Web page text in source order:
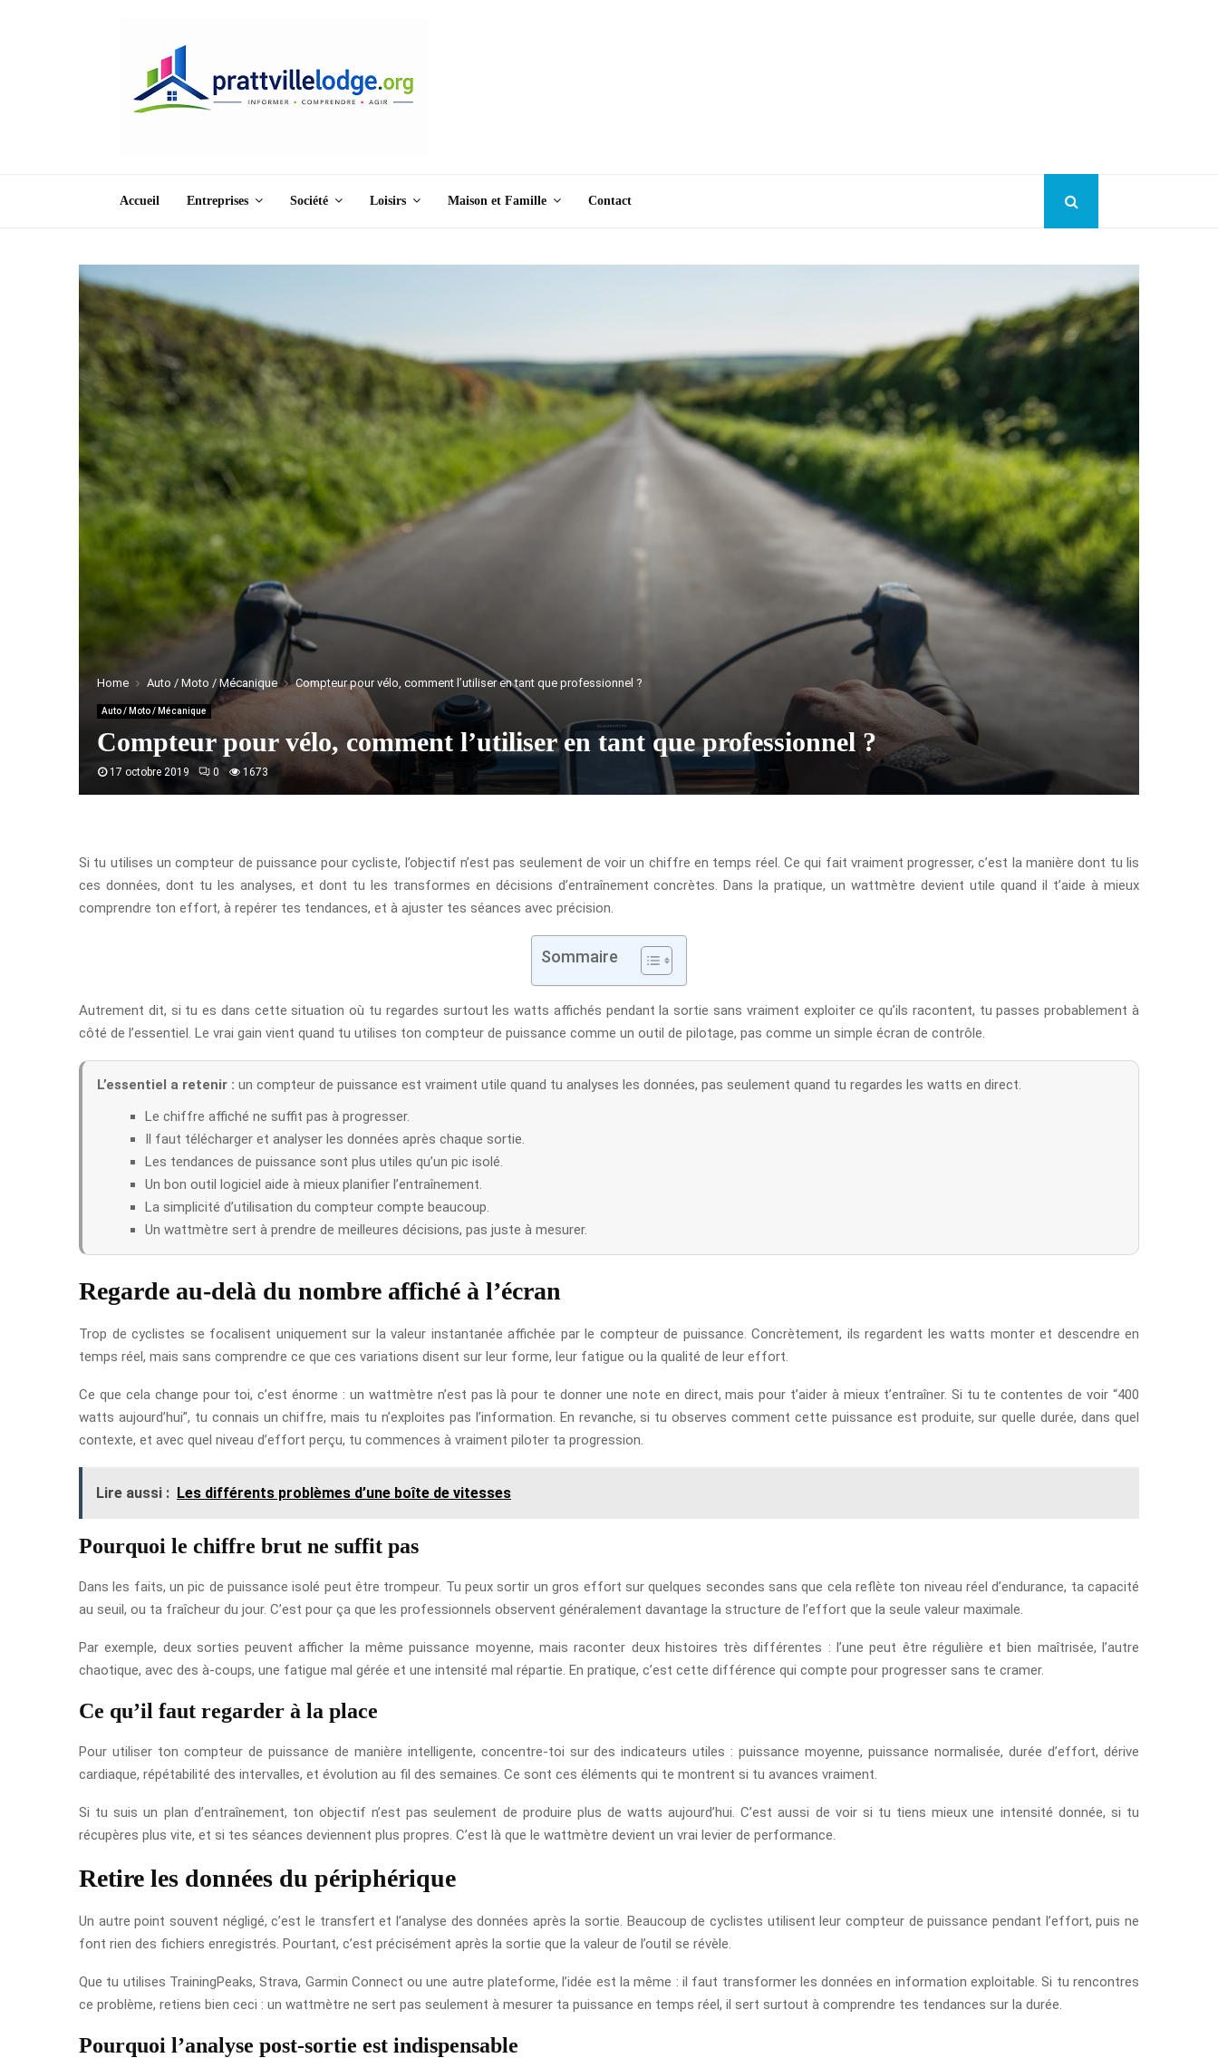
Accueil Entreprises Société Loisirs Maison et Famille Contact
Home Auto / Moto / Mécanique Compteur pour vélo, comment l’utiliser en tant que professionnel ?
Auto / Moto / Mécanique
Compteur pour vélo, comment l’utiliser en tant que professionnel ?
17 octobre 2019 0 1673
Si tu utilises un compteur de puissance pour cycliste, l’objectif n’est pas seulement de voir un chiffre en temps réel. Ce qui fait vraiment progresser, c’est la manière dont tu lis
ces données, dont tu les analyses, et dont tu les transformes en décisions d’entraînement concrètes. Dans la pratique, un wattmètre devient utile quand il t’aide à mieux
comprendre ton effort, à repérer tes tendances, et à ajuster tes séances avec précision.
Sommaire
Autrement dit, si tu es dans cette situation où tu regardes surtout les watts affichés pendant la sortie sans vraiment exploiter ce qu’ils racontent, tu passes probablement à
côté de l’essentiel. Le vrai gain vient quand tu utilises ton compteur de puissance comme un outil de pilotage, pas comme un simple écran de contrôle.
L’essentiel a retenir : un compteur de puissance est vraiment utile quand tu analyses les données, pas seulement quand tu regardes les watts en direct.
Le chiffre affiché ne suffit pas à progresser.
Il faut télécharger et analyser les données après chaque sortie.
Les tendances de puissance sont plus utiles qu’un pic isolé.
Un bon outil logiciel aide à mieux planifier l’entraînement.
La simplicité d’utilisation du compteur compte beaucoup.
Un wattmètre sert à prendre de meilleures décisions, pas juste à mesurer.
Regarde au-delà du nombre affiché à l’écran
Trop de cyclistes se focalisent uniquement sur la valeur instantanée affichée par le compteur de puissance. Concrètement, ils regardent les watts monter et descendre en
temps réel, mais sans comprendre ce que ces variations disent sur leur forme, leur fatigue ou la qualité de leur effort.
Ce que cela change pour toi, c’est énorme : un wattmètre n’est pas là pour te donner une note en direct, mais pour t’aider à mieux t’entraîner. Si tu te contentes de voir “400
watts aujourd’hui”, tu connais un chiffre, mais tu n’exploites pas l’information. En revanche, si tu observes comment cette puissance est produite, sur quelle durée, dans quel
contexte, et avec quel niveau d’effort perçu, tu commences à vraiment piloter ta progression.
Lire aussi : Les différents problèmes d’une boîte de vitesses
Pourquoi le chiffre brut ne suffit pas
Dans les faits, un pic de puissance isolé peut être trompeur. Tu peux sortir un gros effort sur quelques secondes sans que cela reflète ton niveau réel d’endurance, ta capacité
au seuil, ou ta fraîcheur du jour. C’est pour ça que les professionnels observent généralement davantage la structure de l’effort que la seule valeur maximale.
Par exemple, deux sorties peuvent afficher la même puissance moyenne, mais raconter deux histoires très différentes : l’une peut être régulière et bien maîtrisée, l’autre
chaotique, avec des à-coups, une fatigue mal gérée et une intensité mal répartie. En pratique, c’est cette différence qui compte pour progresser sans te cramer.
Ce qu’il faut regarder à la place
Pour utiliser ton compteur de puissance de manière intelligente, concentre-toi sur des indicateurs utiles : puissance moyenne, puissance normalisée, durée d’effort, dérive
cardiaque, répétabilité des intervalles, et évolution au fil des semaines. Ce sont ces éléments qui te montrent si tu avances vraiment.
Si tu suis un plan d’entraînement, ton objectif n’est pas seulement de produire plus de watts aujourd’hui. C’est aussi de voir si tu tiens mieux une intensité donnée, si tu
récupères plus vite, et si tes séances deviennent plus propres. C’est là que le wattmètre devient un vrai levier de performance.
Retire les données du périphérique
Un autre point souvent négligé, c’est le transfert et l’analyse des données après la sortie. Beaucoup de cyclistes utilisent leur compteur de puissance pendant l’effort, puis ne
font rien des fichiers enregistrés. Pourtant, c’est précisément après la sortie que la valeur de l’outil se révèle.
Que tu utilises TrainingPeaks, Strava, Garmin Connect ou une autre plateforme, l’idée est la même : il faut transformer les données en information exploitable. Si tu rencontres
ce problème, retiens bien ceci : un wattmètre ne sert pas seulement à mesurer ta puissance en temps réel, il sert surtout à comprendre tes tendances sur la durée.
Pourquoi l’analyse post-sortie est indispensable